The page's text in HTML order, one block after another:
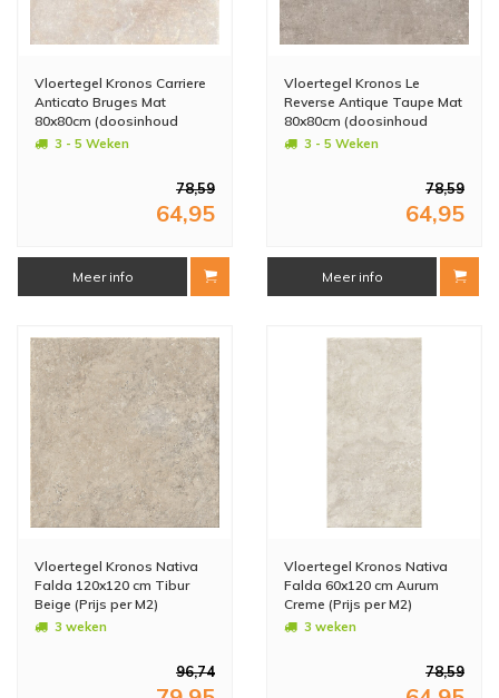
Vloertegel Kronos Carriere
Anticato Bruges Mat
80x80cm (doosinhoud
1.28m2) (prijs per m2)
3 - 5 Weken
78,59
64,95
Meer info
Vloertegel Kronos Le
Reverse Antique Taupe Mat
80x80cm (doosinhoud
1.28m2) (prijs per m2)
3 - 5 Weken
78,59
64,95
Meer info
Vloertegel Kronos Nativa
Falda 120x120 cm Tibur
Beige (Prijs per M2)
3 weken
96,74
Vloertegel Kronos Nativa
Falda 60x120 cm Aurum
Creme (Prijs per M2)
3 weken
78,59